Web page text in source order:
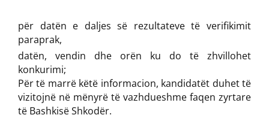
për datën e daljes së rezultateve të verifikimit
paraprak,
datën, vendin dhe orën ku do të zhvillohet
konkurimi;
Për të marrë këtë informacion, kandidatët duhet të
vizitojnë në mënyrë të vazhdueshme faqen zyrtare
të Bashkisë Shkodër.